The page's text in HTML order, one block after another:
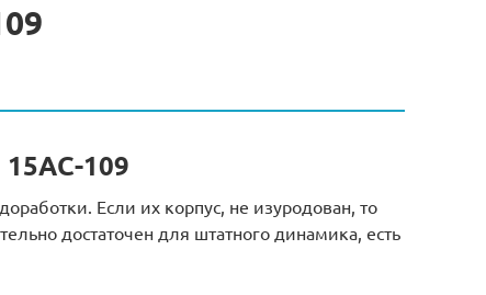
15АС-109
Если их корпус, не изуродован, то
достаточен для штатного динамика, есть